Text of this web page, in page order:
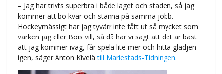
– Jag har trivts superbra i både laget och staden, så jag
kommer att bo kvar och stanna på samma jobb.
Hockeymässigt har jag tyvärr inte fått ut så mycket som
varken jag eller Bois vill, så då har vi sagt att det är bäst
att jag kommer iväg, får spela lite mer och hitta glädjen
igen, säger Anton Kivelätill Mariestads-Tidningen.